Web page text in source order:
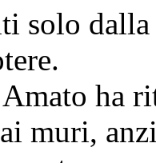
solo dalla
ha
muri,